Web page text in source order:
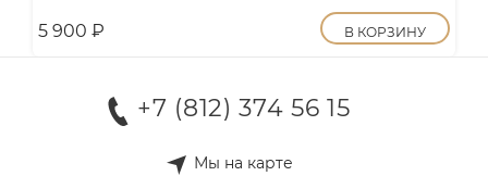
5 900 ₽ В КОРЗИНУ
+7 (812) 374 56 15
Мы на карте